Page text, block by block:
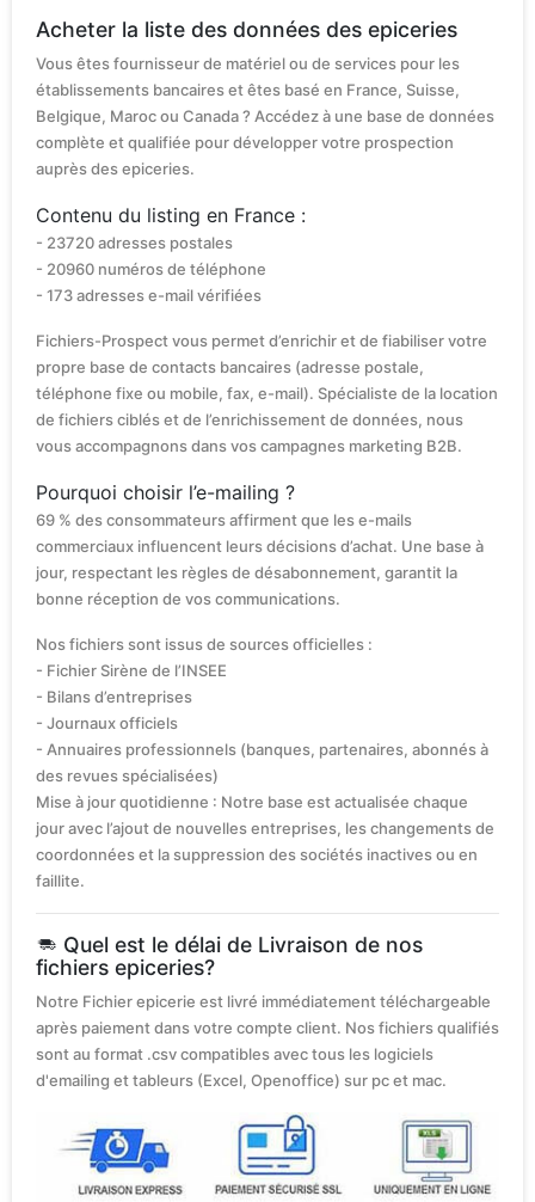
Acheter la liste des données des epiceries
Vous êtes fournisseur de matériel ou de services pour les
établissements bancaires et êtes basé en France, Suisse,
Belgique, Maroc ou Canada ? Accédez à une base de données
complète et qualifiée pour développer votre prospection
auprès des epiceries.
Contenu du listing en France :
- 23720 adresses postales
- 20960 numéros de téléphone
- 173 adresses e-mail vérifiées
Fichiers-Prospect vous permet d’enrichir et de fiabiliser votre
propre base de contacts bancaires (adresse postale,
téléphone fixe ou mobile, fax, e-mail). Spécialiste de la location
de fichiers ciblés et de l’enrichissement de données, nous
vous accompagnons dans vos campagnes marketing B2B.
Pourquoi choisir l’e-mailing ?
69 % des consommateurs affirment que les e-mails
commerciaux influencent leurs décisions d’achat. Une base à
jour, respectant les règles de désabonnement, garantit la
bonne réception de vos communications.
Nos fichiers sont issus de sources officielles :
- Fichier Sirène de l’INSEE
- Bilans d’entreprises
- Journaux officiels
- Annuaires professionnels (banques, partenaires, abonnés à
des revues spécialisées)
Mise à jour quotidienne : Notre base est actualisée chaque
jour avec l’ajout de nouvelles entreprises, les changements de
coordonnées et la suppression des sociétés inactives ou en
faillite.
Quel est le délai de Livraison de nos
fichiers epiceries?
Notre Fichier epicerie est livré immédiatement téléchargeable
après paiement dans votre compte client. Nos fichiers qualifiés
sont au format .csv compatibles avec tous les logiciels
d'emailing et tableurs (Excel, Openoffice) sur pc et mac.